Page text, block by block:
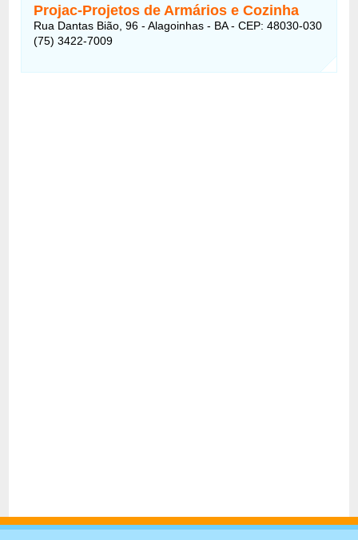
Projac-Projetos de Armários e Cozinha
Rua Dantas Bião, 96 - Alagoinhas - BA - CEP: 48030-030
(75) 3422-7009